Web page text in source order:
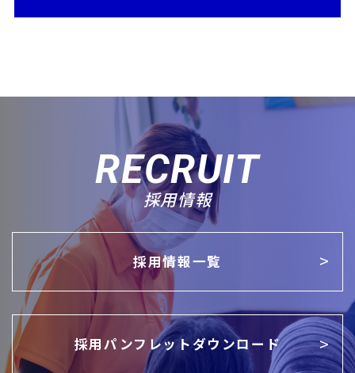
RECRUIT
採用情報
採用情報一覧
採用パンフレットダウンロード